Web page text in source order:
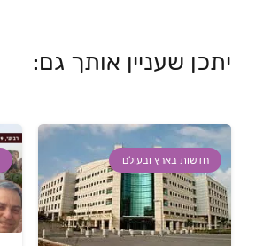
יתכן שעניין אותך גם:
חדשות בארץ ובעולם